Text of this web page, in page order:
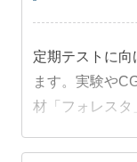
定期テストに
ます。実験や
材「フォレスタ